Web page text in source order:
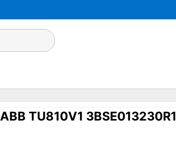
واحد ترمینال ABB TU810V1 3BSE013230R1